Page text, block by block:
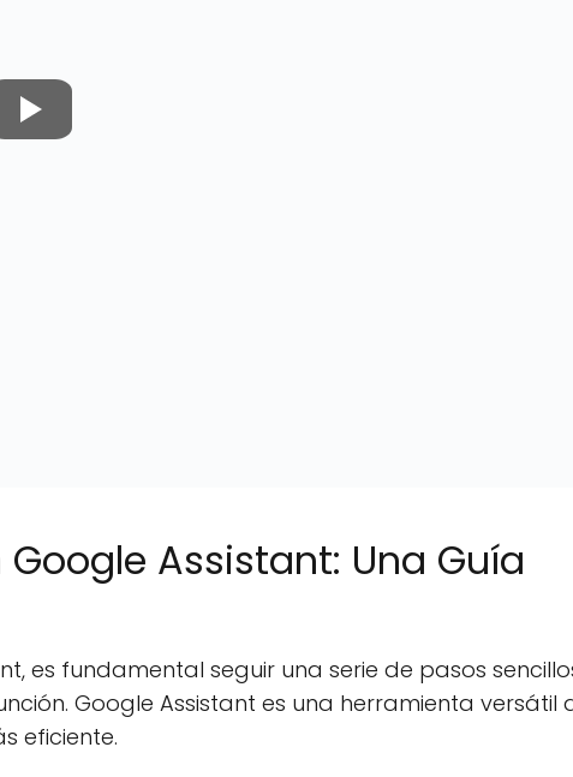
Assistant: Una Guía
es fundamental seguir una serie de pasos
Google Assistant es una herramienta versátil
eficiente.